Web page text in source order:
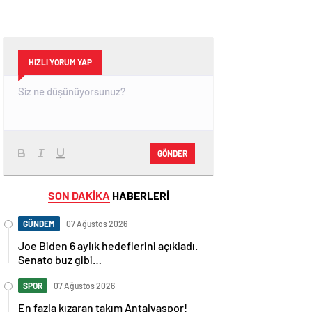
HIZLI YORUM YAP
GÖNDER
SON DAKİKA HABERLERİ
GÜNDEM 07 Ağustos 2026
Joe Biden 6 aylık hedeflerini açıkladı.
Senato buz gibi…
SPOR 07 Ağustos 2026
En fazla kızaran takım Antalyaspor!